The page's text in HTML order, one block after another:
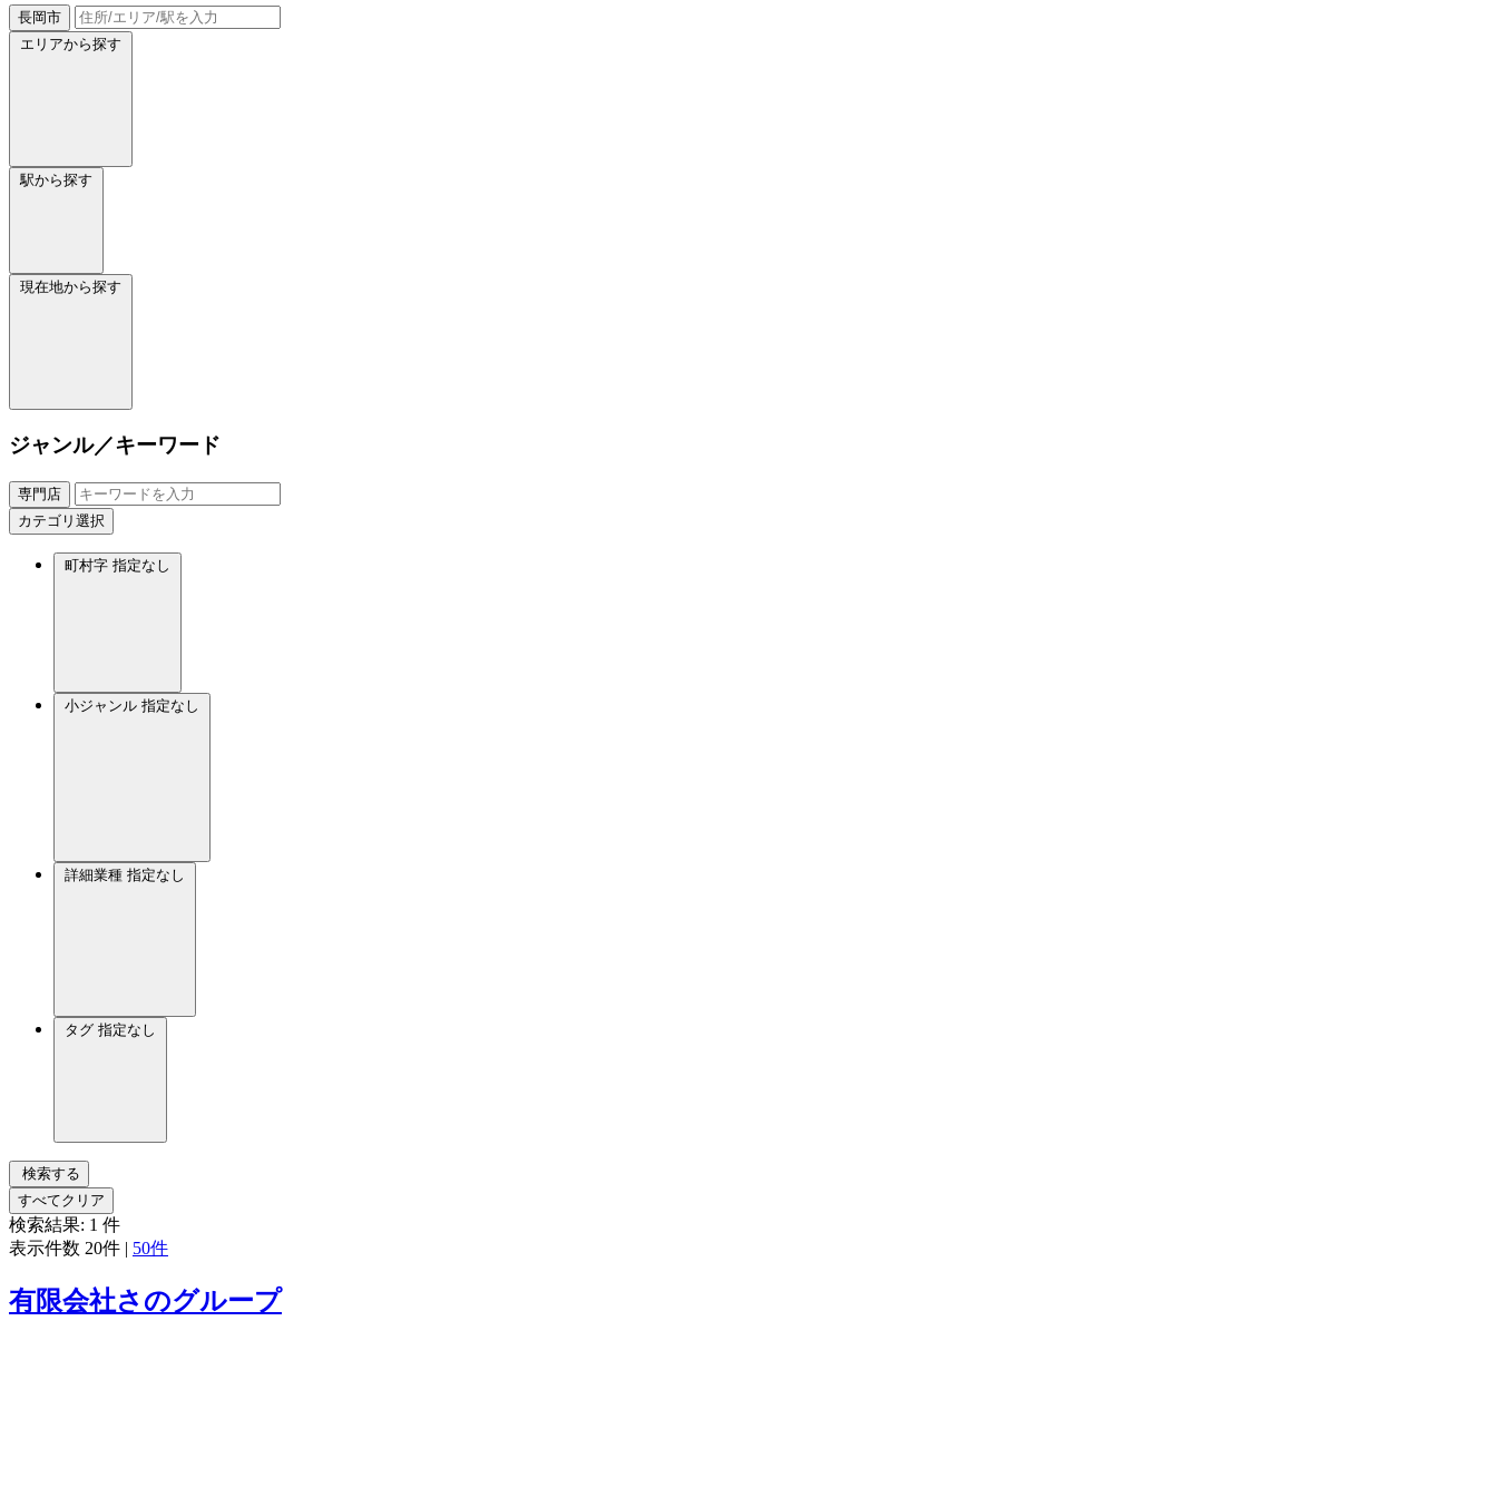
長岡市
エリアから探す
駅から探す
現在地から探す
ジャンル／キーワード
専門店
カテゴリ選択
町村字 指定なし
小ジャンル 指定なし
詳細業種 指定なし
タグ 指定なし
検索する
すべてクリア
検索結果: 1 件
表示件数 20件 | 50件
有限会社さのグループ